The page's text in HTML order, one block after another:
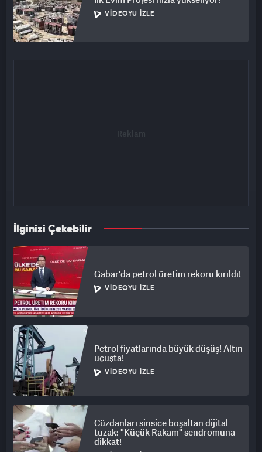
VIDEOYU İZLE
İlginizi Çekebilir
Gabar'da petrol üretim rekoru kırıldı!
VIDEOYU İZLE
Petrol fiyatlarında büyük düşüş! Altın
uçuşta!
VIDEOYU İZLE
Cüzdanları sinsice boşaltan dijital
tuzak: "Küçük Rakam" sendromuna
dikkat!